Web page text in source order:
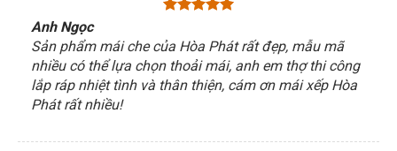
Anh Ngọc
Sản phẩm mái che của Hòa Phát rất đẹp, mẫu mã
nhiều có thể lựa chọn thoải mái, anh em thợ thi công
lắp ráp nhiệt tình và thân thiện, cám ơn mái xếp Hòa
Phát rất nhiều!